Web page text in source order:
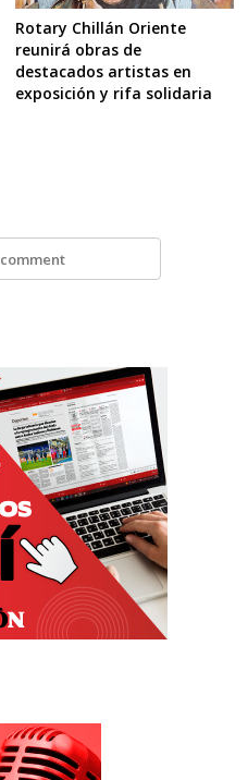
Rotary Chillán Oriente
reunirá obras de
destacados artistas en
exposición y rifa solidaria